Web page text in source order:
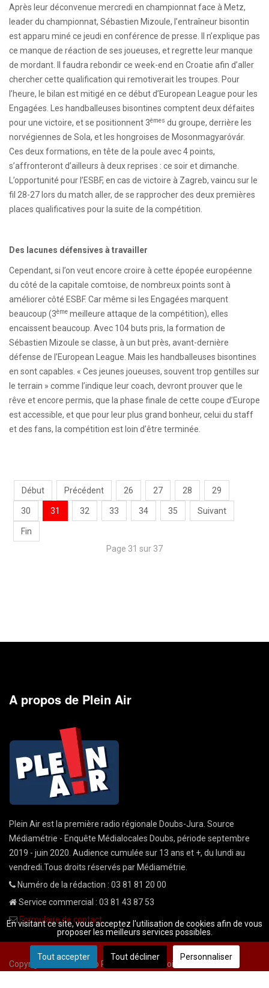
Après leur déconvenue mercredi en championnat face à Metz,
leader du championnat, Sébastien Mizoule, l’entraîneur bisontin
est apparu miné ce jeudi en conférence de presse. Il n’explique pas
ce manque de réaction de ses joueuses, et regrette leur manque
de mordant. Il faudra rebondir ce week-end en Croatie afin d’aller
chercher cette qualification qui remotiverait les troupes. Pour
l’heure, le bilan est mitigé en ce début d’European League pour les
Engagées. Les handballeuses bisontines comptent deux défaites
pour une victoire, et se positionnent 3èmes du groupe, derrière les
norvégiennes de Sola, et les hongroises de Mosonmagyaróvár.
Ces deux formations, en tête de la poule avec 4 points,
s’affronteront d’ailleurs à deux reprises : ce soir et dimanche.
L’opportunité pour l’ESBF, en cas de victoire à Zagreb, vaincu sur le
fil 28-27 lors du match aller, de se rapprocher des deux premières
places qualificatives pour la suite de la compétition.
Des lacunes défensives à travailler
Cependant, si l’on veut encore croire à cette épopée européenne
du côté de la capitale comtoise, de nombreux points sont à
améliorer côté ESBF. Car même si les Engagées marquent
beaucoup (3ème meilleure attaque de la compétition), elles
encaissent beaucoup. Avec 104 buts pris, la formation de
Sébastien Mizoule se classe, à un but près, avant-dernière
défense de l’European League. Mais les handballeuses bisontines
en sont capables. « Ces jeunes joueuses, souvent trop gentilles sur
le terrain » comme l’indique leur coach, devront prouver que le
rêve et encore permis, que la phase finale de cette coupe d’Europe
est accessible, et que pour leur plus grand bonheur, celui du staff
et des fans, la compétition est loin d’être terminée.
Début Précédent 26 27 28 29
30 31 32 33 34 35 Suivant
Fin
Page 31 sur 37
A propos de Plein Air
Plein Air est la première radio régionale Doubs-Jura. Source
Médiamétrie - Enquête Médialocales Doubs, période septembre
2019 - juin 2020. Audience cumulée sur 13 ans et +, du lundi au
vendredi.Tous droits réservés par Médiamétrie.
Numéro de la rédaction : 03 81 81 20 00
Service commercial : 03 81 43 87 53
Formulaire de contact
Copyright © 2026 Radio Plein Air - Tous droits réservés
En visitant ce site, vous acceptez l'utilisation de cookies afin de vous
proposer les meilleurs services possibles.
Tout accepter Tout décliner Personnaliser